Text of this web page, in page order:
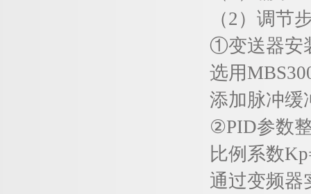
（2）调节步
①变送器安
选用
添加脉冲缓
②PID参数整
比例系数
通过变频器